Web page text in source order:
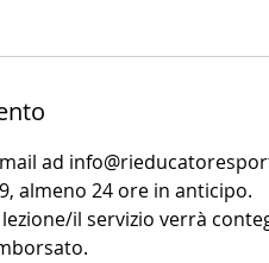
ad
almeno 24 ore in anticipo.
il servizio verrà